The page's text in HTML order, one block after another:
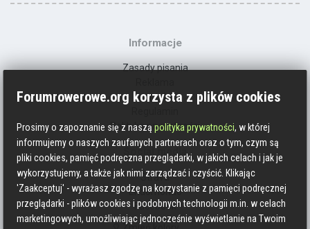
Informacje
Zasady pisania
Kontakt
Polityka prywatności
Social media
Strava
Endomondo
Facebook
Forumrowerowe.org korzysta z plików cookies
Prosimy o zapoznanie się z nasząpolityka prywatności, w której
informujemy o naszych zaufanych partnerach oraz o tym, czym są
pliki cookies, pamięć podręczna przeglądarki, w jakich celach i jak je
wykorzystujemy, a także jak nimi zarządzać i czyścić. Klikając
'Zaakceptuj' - wyrażasz zgodzę na korzystanie z pamięci podręcznej
przeglądarki - plików cookies i podobnych technologii m.in. w celach
marketingowych, umożliwiając jednocześnie wyświetlanie na Twoim